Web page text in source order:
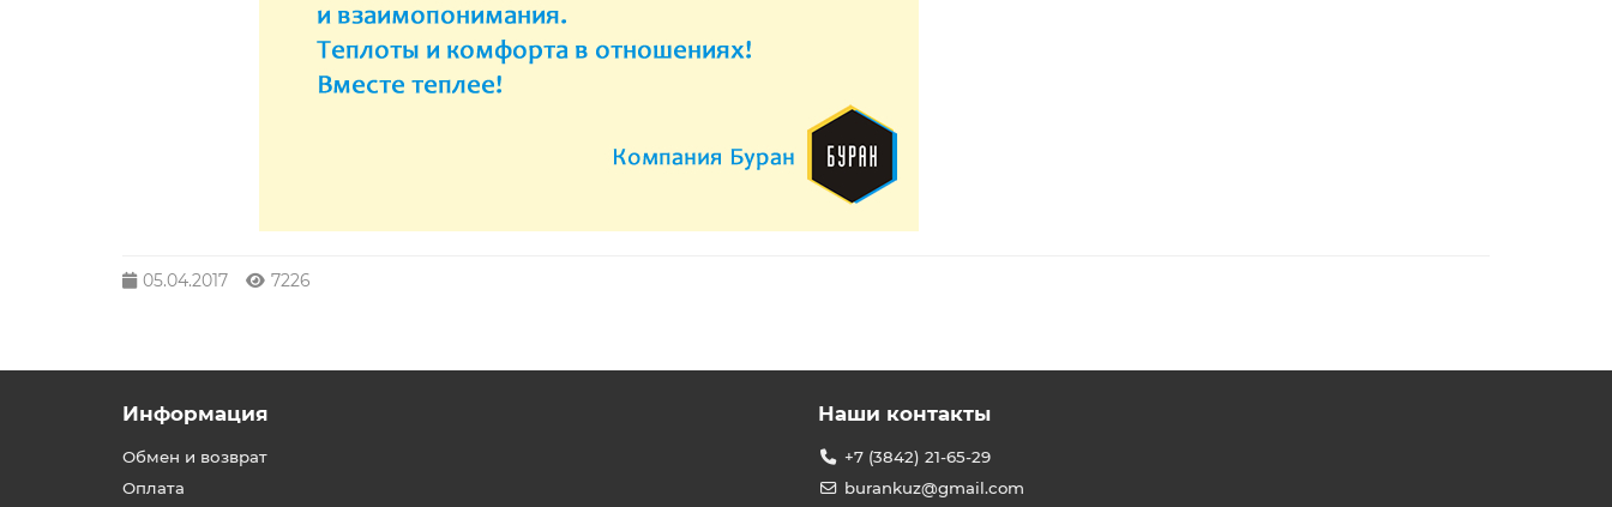
05.04.2017 7226
Информация
Обмен и возврат
Оплата
Наши контакты
+7 (3842) 21-65-29
burankuz@gmail.com